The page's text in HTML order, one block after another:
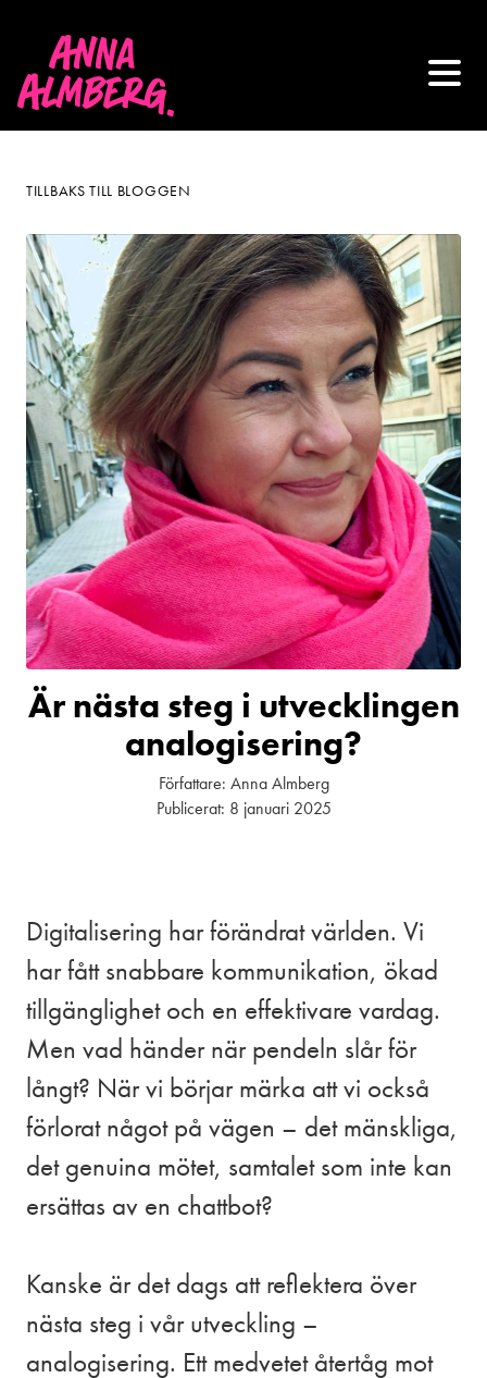
TILLBAKS TILL BLOGGEN
Är nästa steg i utvecklingen
analogisering?
Författare: Anna Almberg
Publicerat: 8 januari 2025
Digitalisering har förändrat världen. Vi
har fått snabbare kommunikation, ökad
tillgänglighet och en effektivare vardag.
Men vad händer när pendeln slår för
långt? När vi börjar märka att vi också
förlorat något på vägen – det mänskliga,
det genuina mötet, samtalet som inte kan
ersättas av en chattbot?
Kanske är det dags att reflektera över
nästa steg i vår utveckling –
analogisering. Ett medvetet återtåg mot